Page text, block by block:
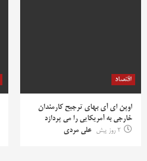
اقتصاد
اوپن ای آی بهای ترجیح کارمندان
خارجی به آمریکایی را می پردازد
2 روز پیش
علی مردی